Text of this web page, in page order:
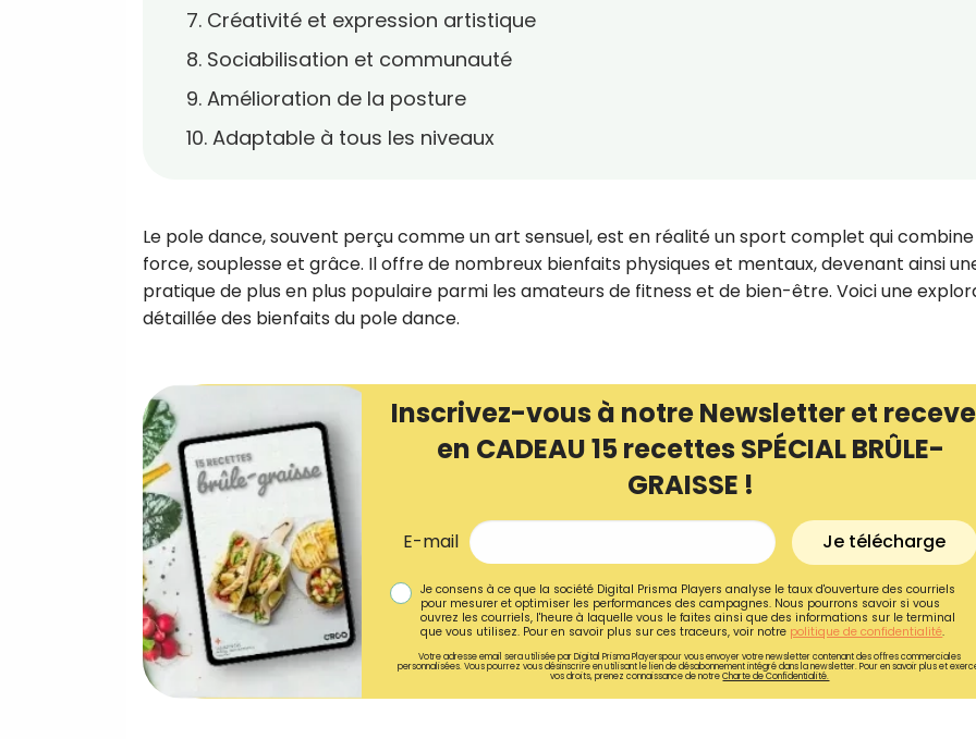
7. Créativité et expression artistique
8. Sociabilisation et communauté
9. Amélioration de la posture
10. Adaptable à tous les niveaux
Le pole dance, souvent perçu comme un art sensuel, est en réalité un sport complet qui combine
force, souplesse et grâce. Il offre de nombreux bienfaits physiques et mentaux, devenant ainsi
pratique de plus en plus populaire parmi les amateurs de fitness et de bien-être. Voici une
détaillée des bienfaits du pole dance.
Inscrivez-vous à notre Newsletter et
en CADEAU 15 recettes SPÉCIAL BRÛLE-
GRAISSE !
E-mail Je télécharge
Je consens à ce que la société Digital Prisma Players analyse le taux d'ouverture des courriels
pour mesurer et optimiser les performances des campagnes. Nous pourrons savoir si vous
ouvrez les courriels, l'heure à laquelle vous le faites ainsi que des informations sur le terminal
que vous utilisez. Pour en savoir plus sur ces traceurs, voir notre politique de confidentialité.
Votre adresse email sera utilisée par Digital Prisma Playerspour vous envoyer votre newsletter contenant des offres commerciales
personnalisées. Vous pourrez vous désinscrire en utilisant le lien de désabonnement intégré dans la newsletter. Pour en savoir plus et
vos droits, prenez connaissance de notreCharte de Confidentialité.
Recevez
recettes inédites de
!